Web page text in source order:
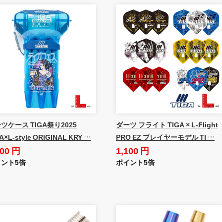
ケース TIGA祭り2025
style ORIGINAL KRY …
円
ト5倍
ダーツ フライト TIGA × L-Flight
PRO EZ プレイヤーモデル TI …
1,100 円
ポイント5倍